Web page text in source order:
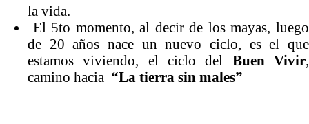
la vida.
El 5to momento, al decir de los mayas, luego
de 20 años nace un nuevo ciclo, es el que
estamos viviendo, el ciclo del Buen Vivir,
camino hacia “La tierra sin males”